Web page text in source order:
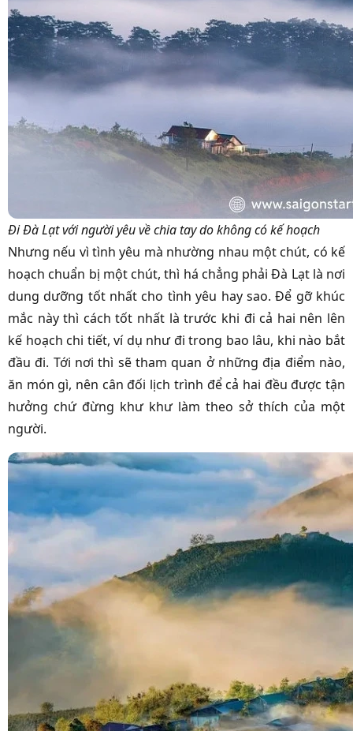
Đi Đà Lạt với người yêu về chia tay do không có kế hoạch
Nhưng nếu vì tình yêu mà nhường nhau một chút, có kế
hoạch chuẩn bị một chút, thì há chẳng phải Đà Lạt là nơi
dung dưỡng tốt nhất cho tình yêu hay sao. Để gỡ khúc
mắc này thì cách tốt nhất là trước khi đi cả hai nên lên
kế hoạch chi tiết, ví dụ như đi trong bao lâu, khi nào bắt
đầu đi. Tới nơi thì sẽ tham quan ở những địa điểm nào,
ăn món gì, nên cân đối lịch trình để cả hai đều được tận
hưởng chứ đừng khư khư làm theo sở thích của một
người.